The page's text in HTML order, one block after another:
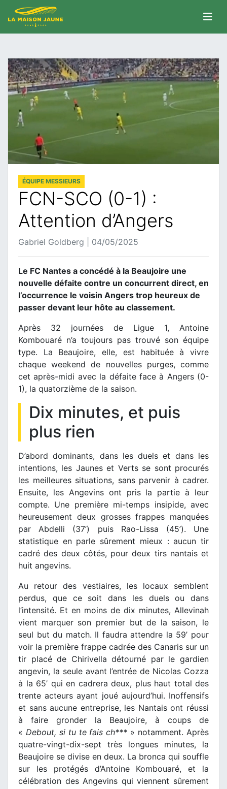
ÉQUIPE MESSIEURS
FCN-SCO (0-1) :
Attention d’Angers
Gabriel Goldberg | 04/05/2025
Le FC Nantes a concédé à la Beaujoire une
nouvelle défaite contre un concurrent direct, en
l’occurrence le voisin Angers trop heureux de
passer devant leur hôte au classement.
Après 32 journées de Ligue 1, Antoine
Kombouaré n’a toujours pas trouvé son équipe
type. La Beaujoire, elle, est habituée à vivre
chaque weekend de nouvelles purges, comme
cet après-midi avec la défaite face à Angers (0-
1), la quatorzième de la saison.
Dix minutes, et puis
plus rien
D’abord dominants, dans les duels et dans les
intentions, les Jaunes et Verts se sont procurés
les meilleures situations, sans parvenir à cadrer.
Ensuite, les Angevins ont pris la partie à leur
compte. Une première mi-temps insipide, avec
heureusement deux grosses frappes manquées
par Abdelli (37’) puis Rao-Lissa (45’). Une
statistique en parle sûrement mieux : aucun tir
cadré des deux côtés, pour deux tirs nantais et
huit angevins.
Au retour des vestiaires, les locaux semblent
perdus, que ce soit dans les duels ou dans
l’intensité. Et en moins de dix minutes, Allevinah
vient marquer son premier but de la saison, le
seul but du match. Il faudra attendre la 59’ pour
voir la première frappe cadrée des Canaris sur un
tir placé de Chirivella détourné par le gardien
angevin, la seule avant l’entrée de Nicolas Cozza
à la 65’ qui en cadrera deux, plus haut total des
trente acteurs ayant joué aujourd’hui. Inoffensifs
et sans aucune entreprise, les Nantais ont réussi
à faire gronder la Beaujoire, à coups de
« Debout, si tu te fais ch*** » notamment. Après
quatre-vingt-dix-sept très longues minutes, la
Beaujoire se divise en deux. La bronca qui souffle
sur les protégés d’Antoine Kombouaré, et la
célébration des Angevins qui viennent sûrement